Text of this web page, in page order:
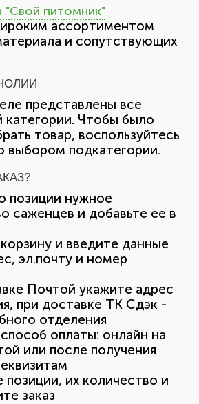
"Свой питомник"
ассортиментом
и сопутствующих
представлены все
категории. Чтобы было
товар, воспользуйтесь
выбором подкатегории.
позиции нужное
саженцев и добавьте ее в
и введите данные
эл.почту и номер
Почтой укажите адрес
при доставке ТК Сдэк -
отделения
оплаты: онлайн на
или после получения
позиции, их количество и
заказ